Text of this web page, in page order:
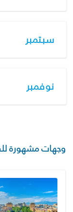
سبتمبر
نوفمبر
وجهات مشهورة